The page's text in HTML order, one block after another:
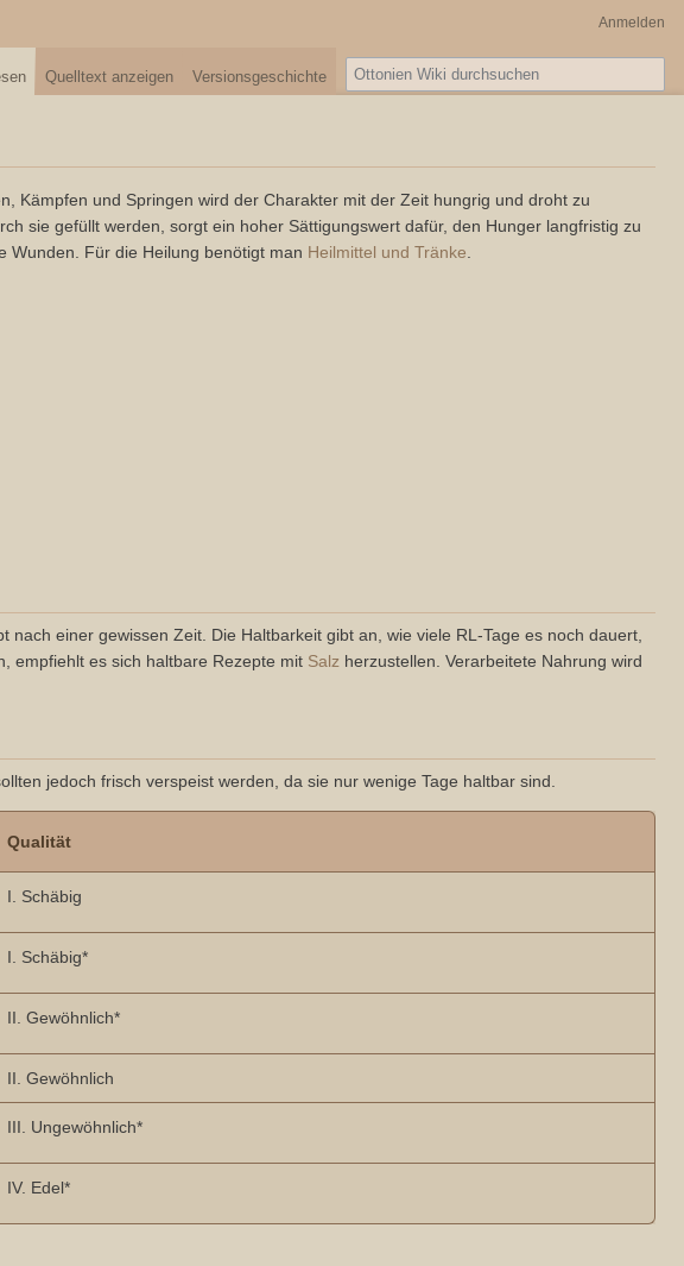
Kämpfen und Springen wird der Charakter mit der Zeit hungrig und droht zu
sie gefüllt werden, sorgt ein hoher Sättigungswert dafür, den Hunger langfristig zu
Wunden. Für die Heilung benötigt man Heilmittel und Tränke.
einer gewissen Zeit. Die Haltbarkeit gibt an, wie viele RL-Tage es noch dauert,
empfiehlt es sich haltbare Rezepte mit Salz herzustellen. Verarbeitete Nahrung wird
jedoch frisch verspeist werden, da sie nur wenige Tage haltbar sind.
Qualität
I. Schäbig
I. Schäbig*
II. Gewöhnlich*
II. Gewöhnlich
III. Ungewöhnlich*
IV. Edel*
Anmelden
Quelltext anzeigen Versionsgeschichte
Suche